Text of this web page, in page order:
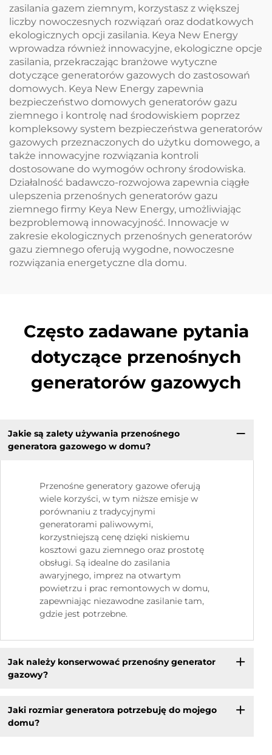
zasilania gazem ziemnym, korzystasz z większej
liczby nowoczesnych rozwiązań oraz dodatkowych
ekologicznych opcji zasilania. Keya New Energy
wprowadza również innowacyjne, ekologiczne opcje
zasilania, przekraczając branżowe wytyczne
dotyczące generatorów gazowych do zastosowań
domowych. Keya New Energy zapewnia
bezpieczeństwo domowych generatorów gazu
ziemnego i kontrolę nad środowiskiem poprzez
kompleksowy system bezpieczeństwa generatorów
gazowych przeznaczonych do użytku domowego, a
także innowacyjne rozwiązania kontroli
dostosowane do wymogów ochrony środowiska.
Działalność badawczo-rozwojowa zapewnia ciągłe
ulepszenia przenośnych generatorów gazu
ziemnego firmy Keya New Energy, umożliwiając
bezproblemową innowacyjność. Innowacje w
zakresie ekologicznych przenośnych generatorów
gazu ziemnego oferują wygodne, nowoczesne
rozwiązania energetyczne dla domu.
Często zadawane pytania
dotyczące przenośnych
generatorów gazowych
Jakie są zalety używania przenośnego
generatora gazowego w domu?
Przenośne generatory gazowe oferują
wiele korzyści, w tym niższe emisje w
porównaniu z tradycyjnymi
generatorami paliwowymi,
korzystniejszą cenę dzięki niskiemu
kosztowi gazu ziemnego oraz prostotę
obsługi. Są idealne do zasilania
awaryjnego, imprez na otwartym
powietrzu i prac remontowych w domu,
zapewniając niezawodne zasilanie tam,
gdzie jest potrzebne.
Jak należy konserwować przenośny generator
gazowy?
Jaki rozmiar generatora potrzebuję do mojego
domu?